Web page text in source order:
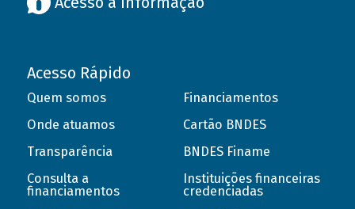
Acesso Rápido
Quem somos
Onde atuamos
Transparência
Consulta a
financiamentos
Financiamentos
Cartão BNDES
BNDES Finame
Instituições financeiras
credenciadas